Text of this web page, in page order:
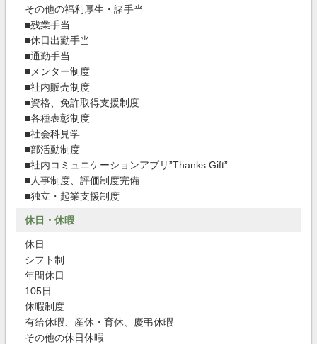
その他の福利厚生・諸手当
■残業手当
■休日出勤手当
■通勤手当
■メンター制度
■社内販売制度
■資格、免許取得支援制度
■各種表彰制度
■社会科見学
■部活動制度
■社内コミュニケーションアプリ”Thanks Gift”
■人事制度、評価制度完備
■独立・起業支援制度
休日・休暇
休日
シフト制
年間休日
105日
休暇制度
有給休暇、産休・育休、慶弔休暇
その他の休日休暇